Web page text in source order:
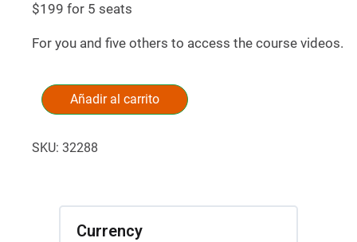
$199 for 5 seats
For you and five others to access the course videos.
to
Talk
Our
Holiness
Añadir al carrito
SKU: 32288
Currency